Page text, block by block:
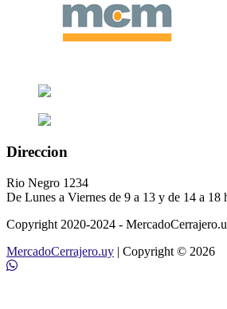
Direccion
Rio Negro 1234
De Lunes a Viernes de 9 a 13 y de 14 a 18
Copyright 2020-2024 -
MercadoCerrajero.uy | Copyright © 2026